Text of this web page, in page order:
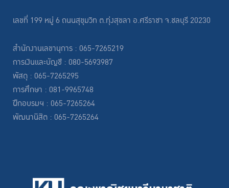
เลขที่ 199 หมู่ 6 ถนนสุขุมวิท ต.ทุ่งสุขลา อ.ศรีราชา จ.ชลบุรี 20230
สำนักงานเลขานุการ : 065-7265219
การเงินและบัญชี : 080-5693987
พัสดุ : 065-7265295
การศึกษา : 081-9965748
ฝึกอบรมฯ : 065-7265264
พัฒนานิสิต : 065-7265264